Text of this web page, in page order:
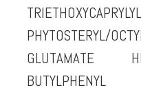
PHYTOSTERYL/
GLUTAMATE
BUTYLPHENYL